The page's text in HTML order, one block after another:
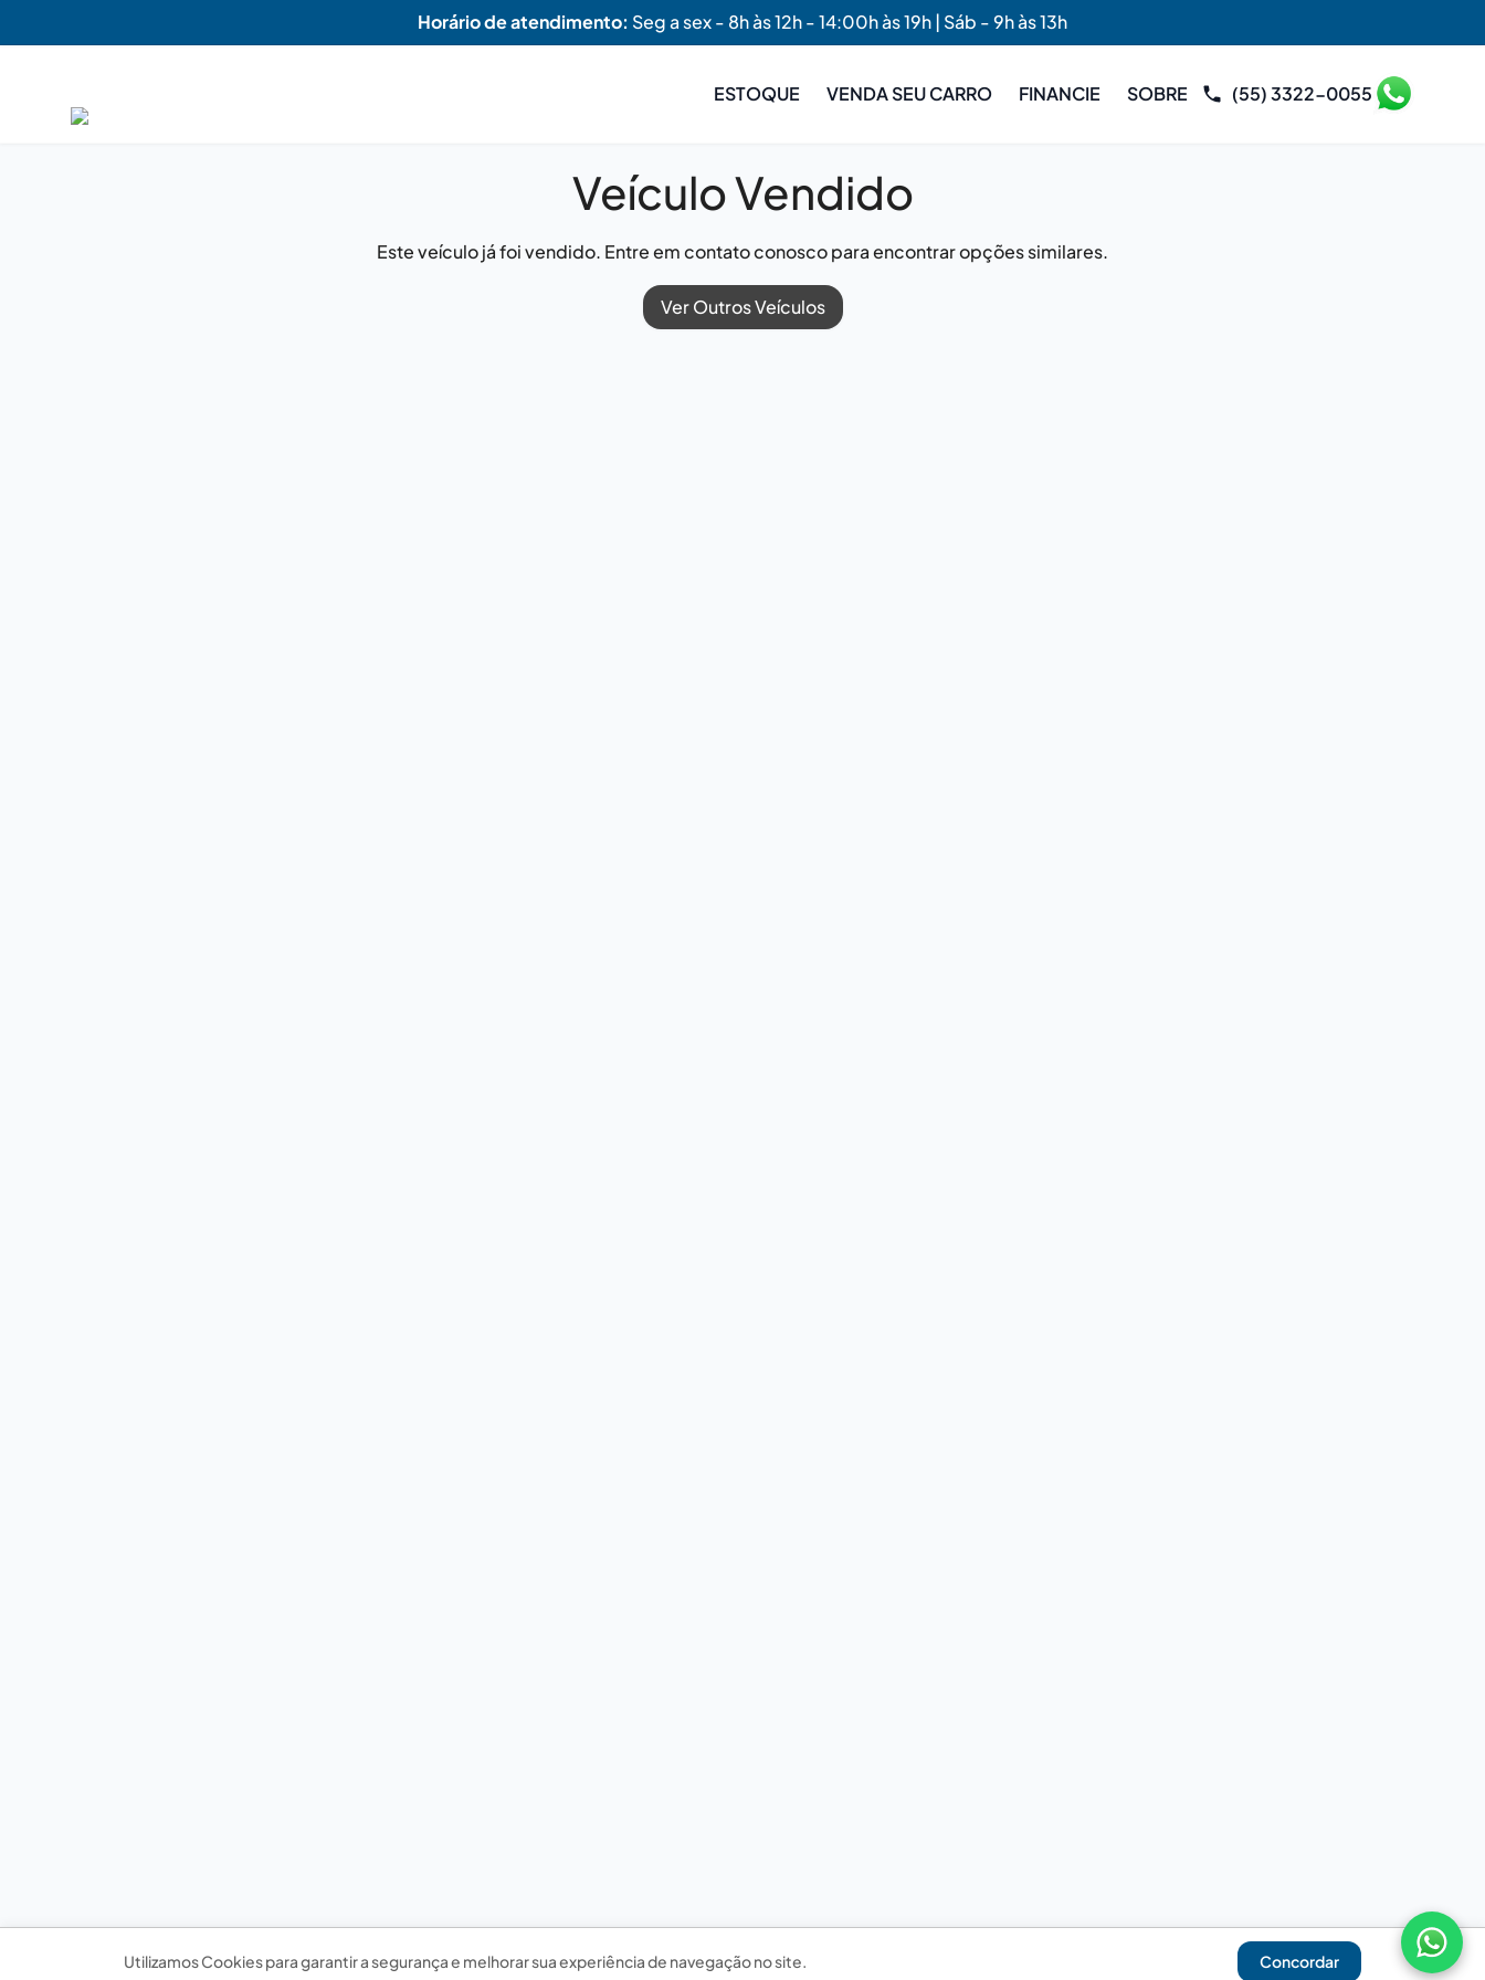
Horário de atendimento: Seg a sex - 8h às 12h - 14:00h às 19h | Sáb - 9h às 13h
ESTOQUE VENDA SEU CARRO FINANCIE SOBRE (55) 3322-0055
Veículo Vendido
Este veículo já foi vendido. Entre em contato conosco para encontrar opções similares.
Ver Outros Veículos
Utilizamos Cookies para garantir a segurança e melhorar sua experiência de navegação no site. Concordar